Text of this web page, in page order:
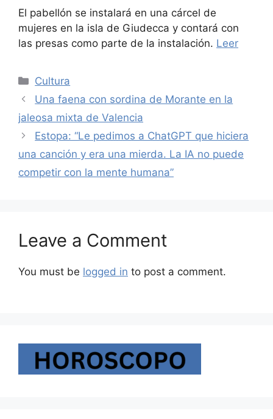
El pabellón se instalará en una cárcel de
mujeres en la isla de Giudecca y contará con
las presas como parte de la instalación. Leer
Categories
Cultura
Una faena con sordina de Morante en la
jaleosa mixta de Valencia
Estopa: “Le pedimos a ChatGPT que hiciera
una canción y era una mierda. La IA no puede
competir con la mente humana”
Leave a Comment
You must be logged in to post a comment.